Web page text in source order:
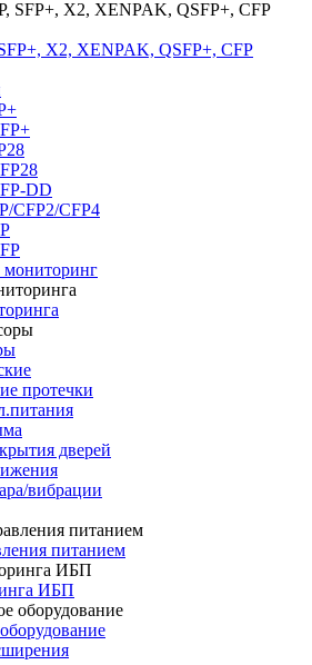
X2, XENPAK, QSFP+, CFP
DD
CFP2/CFP4
мониторинг
протечки
дверей
вибрации
питанием
ИБП